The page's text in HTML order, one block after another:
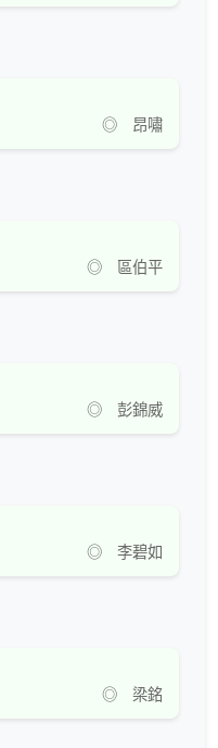
◎ 昂嘯
◎ 區伯平
◎ 彭錦威
◎ 李碧如
◎ 梁銘